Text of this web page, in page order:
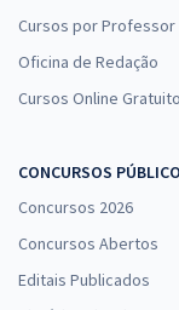
Cursos por Professor
Oficina de Redação
Cursos Online
CONCURSOS
Concursos 2026
Concursos Abertos
Editais Publicados